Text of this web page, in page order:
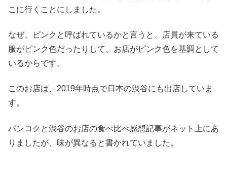
こに行くことにしました。
なぜ、ピンクと呼ばれているかと言うと、店員が来ている
服がピンク色だったりして、お店がピンク色を基調として
いるからです。
このお店は、2019年時点で日本の渋谷にも出店していま
す。
バンコクと渋谷のお店の食べ比べ感想記事がネット上にあ
りましたが、味が異なると書かれていました。